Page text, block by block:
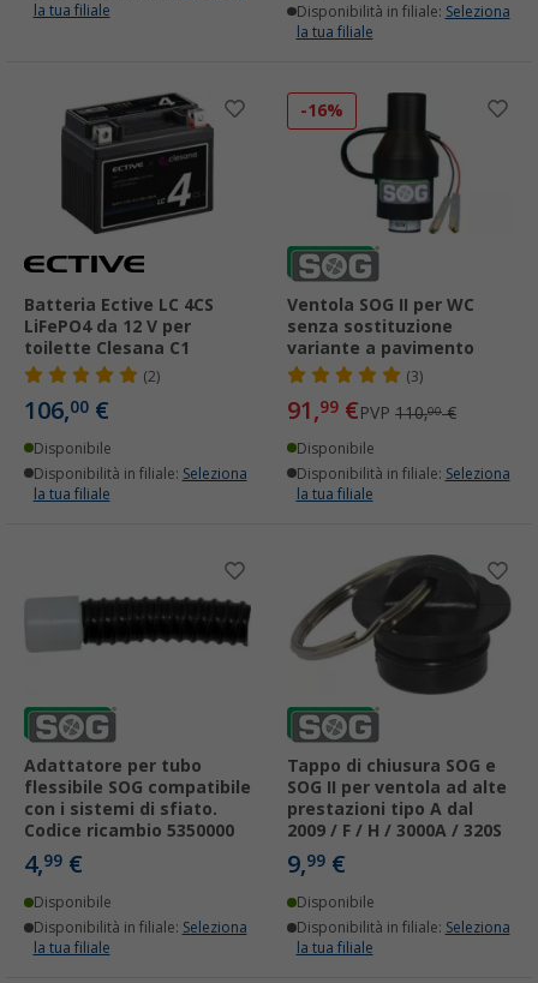
la tua filiale
Disponibilità in filiale: Seleziona
la tua filiale
Batteria Ective LC 4CS
LiFePO4 da 12 V per
toilette Clesana C1
(2)
106,00 €
Disponibile
Disponibilità in filiale: Seleziona
la tua filiale
-16%
Ventola SOG II per WC
senza sostituzione
variante a pavimento
(3)
91,99 €PVP 110,00€
Disponibile
Disponibilità in filiale: Seleziona
la tua filiale
Adattatore per tubo
flessibile SOG compatibile
con i sistemi di sfiato.
Codice ricambio 5350000
4,99 €
Disponibile
Disponibilità in filiale: Seleziona
la tua filiale
Tappo di chiusura SOG e
SOG II per ventola ad alte
prestazioni tipo A dal
2009 / F / H / 3000A / 320S
9,99 €
Disponibile
Disponibilità in filiale: Seleziona
la tua filiale